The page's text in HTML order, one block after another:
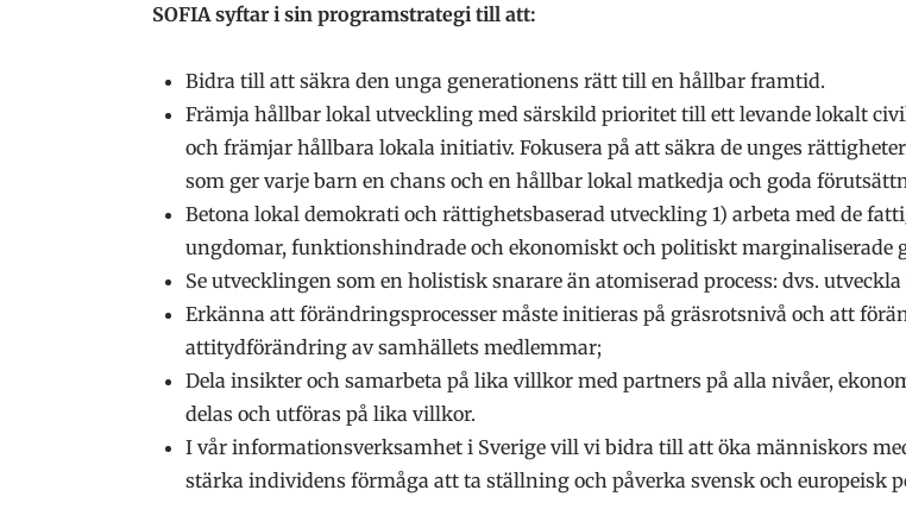
SOFIA syftar i sin programstrategi till att:
Bidra till att säkra den unga generationens rätt till en hållbar framtid.
Främja hållbar lokal utveckling med särskild prioritet till ett levande lokalt
och främjar hållbara lokala initiativ. Fokusera på att säkra de unges
som ger varje barn en chans och en hållbar lokal matkedja och goda
Betona lokal demokrati och rättighetsbaserad utveckling 1) arbeta med de
ungdomar, funktionshindrade och ekonomiskt och politiskt marginaliserade
Se utvecklingen som en holistisk snarare än atomiserad process: dvs.
Erkänna att förändringsprocesser måste initieras på gräsrotsnivå och att
attitydförändring av samhällets medlemmar;
Dela insikter och samarbeta på lika villkor med partners på alla nivåer,
delas och utföras på lika villkor.
I vår informationsverksamhet i Sverige vill vi bidra till att öka människors
stärka individens förmåga att ta ställning och påverka svensk och europeisk